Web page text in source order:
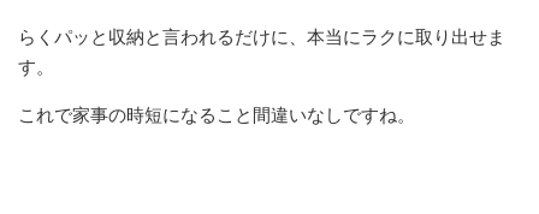
らくパッと収納と言われるだけに、本当にラクに取り出せま
す。
これで家事の時短になること間違いなしですね。